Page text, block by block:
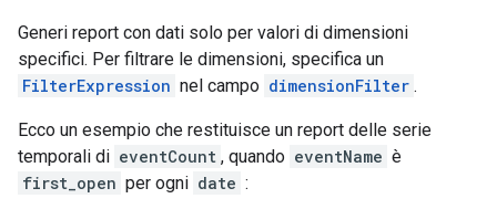
Generi report con dati solo per valori di dimensioni
specifici. Per filtrare le dimensioni, specifica un
FilterExpression nel campo dimensionFilter .
Ecco un esempio che restituisce un report delle serie
temporali di eventCount , quando eventName è
first_open per ogni date :